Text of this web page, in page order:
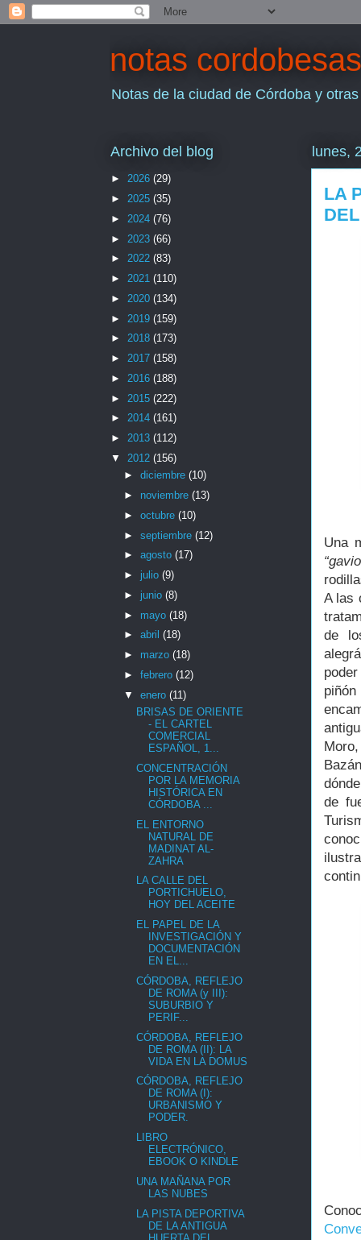
notas cordobesas
Notas de la ciudad de Córdoba y
lunes,
LA
Una
A las
de
de
Archivo del blog
► 2026 (29)
► 2025 (35)
► 2024 (76)
► 2023 (66)
► 2022 (83)
► 2021 (110)
► 2020 (134)
► 2019 (159)
► 2018 (173)
► 2017 (158)
► 2016 (188)
► 2015 (222)
► 2014 (161)
► 2013 (112)
▼ 2012 (156)
► diciembre (10)
► noviembre (13)
► octubre (10)
► septiembre (12)
► agosto (17)
► julio (9)
► junio (8)
► mayo (18)
► abril (18)
► marzo (18)
► febrero (12)
▼ enero (11)
BRISAS DE ORIENTE
- EL CARTEL
COMERCIAL
ESPAÑOL, 1...
CONCENTRACIÓN
POR LA MEMORIA
HISTÓRICA EN
CÓRDOBA ...
EL ENTORNO
NATURAL DE
MADINAT AL-
ZAHRA
LA CALLE DEL
PORTICHUELO,
HOY DEL ACEITE
EL PAPEL DE LA
INVESTIGACIÓN Y
DOCUMENTACIÓN
EN EL...
CÓRDOBA, REFLEJO
DE ROMA (y III):
SUBURBIO Y
PERIF...
CÓRDOBA, REFLEJO
DE ROMA (II): LA
VIDA EN LA DOMUS
CÓRDOBA, REFLEJO
DE ROMA (I):
URBANISMO Y
PODER.
LIBRO
ELECTRÓNICO,
EBOOK O KINDLE
UNA MAÑANA POR
LAS NUBES
LA PISTA DEPORTIVA
DE LA ANTIGUA